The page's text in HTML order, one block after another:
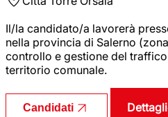
Il/la candidato/a lavorerà
nella provincia di Salerno
controllo e gestione del
territorio comunale.
Candidati